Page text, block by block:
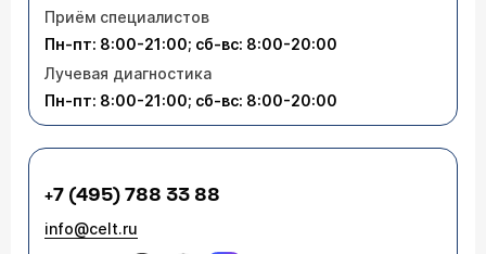
Приём специалистов
Пн-пт: 8:00-21:00; сб-вс: 8:00-20:00
Лучевая диагностика
Пн-пт: 8:00-21:00; сб-вс: 8:00-20:00
+7 (495) 788 33 88
info@celt.ru